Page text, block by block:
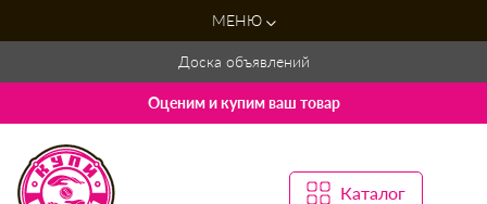
МЕНЮ
Доска объявлений
Оценим и купим ваш товар
Каталог